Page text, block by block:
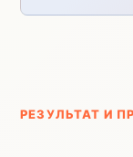
РЕЗУЛЬТАТ И